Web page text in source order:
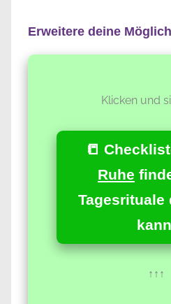
Erweitere deine
Klicken und
📒
Ruhe
Tagesrituale
↑↑↑